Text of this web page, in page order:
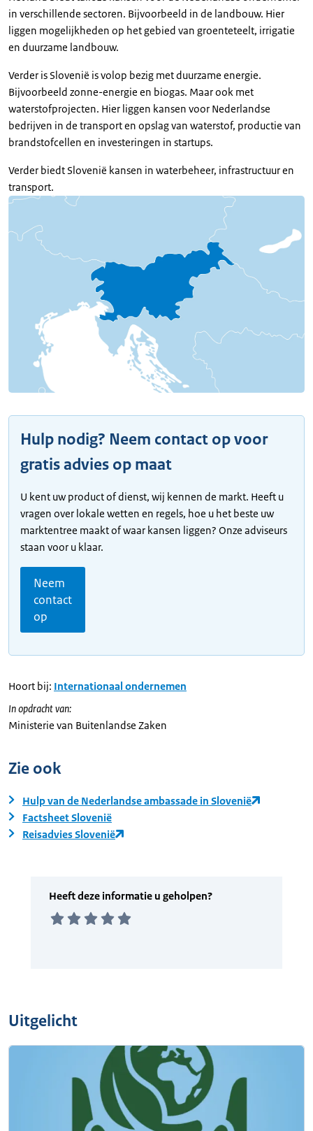
in verschillende sectoren. Bijvoorbeeld in de landbouw. Hier
liggen mogelijkheden op het gebied van groenteteelt, irrigatie
en duurzame landbouw.
Verder is Slovenië is volop bezig met duurzame energie.
Bijvoorbeeld zonne-energie en biogas. Maar ook met
waterstofprojecten. Hier liggen kansen voor Nederlandse
bedrijven in de transport en opslag van waterstof, productie van
brandstofcellen en investeringen in startups.
Verder biedt Slovenië kansen in waterbeheer, infrastructuur en
transport.
Hulp nodig? Neem contact op voor
gratis advies op maat
U kent uw product of dienst, wij kennen de markt. Heeft u
vragen over lokale wetten en regels, hoe u het beste uw
marktentree maakt of waar kansen liggen? Onze adviseurs
staan voor u klaar.
Neem
contact
op
Hoort bij: Internationaal ondernemen
In opdracht van:
Ministerie van Buitenlandse Zaken
Zie ook
Hulp van de Nederlandse ambassade in Slovenië
Factsheet Slovenië
Reisadvies Slovenië
Uitgelicht